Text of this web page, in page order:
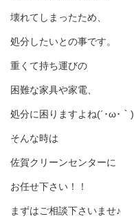
壊れてしまったため、
処分したいとの事です。
重くて持ち運びの
困難な家具や家電、
処分に困りますよね(´･ω･｀)
そんな時は
佐賀クリーンセンターに
お任せ下さい！！
まずはご相談下さいませ♪